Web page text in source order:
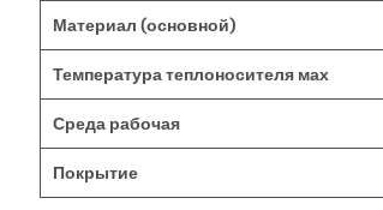
Материал (основной)
Температура теплоносителя мах
Среда рабочая
Покрытие